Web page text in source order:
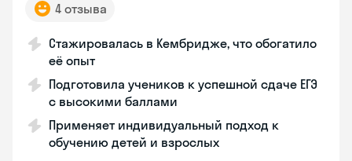
4 отзыва
Стажировалась в Кембридже, что обогатило
её опыт
Подготовила учеников к успешной сдаче ЕГЭ
с высокими баллами
Применяет индивидуальный подход к
обучению детей и взрослых